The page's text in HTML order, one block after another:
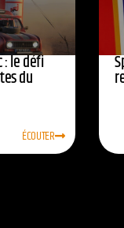
: le défi
du
ÉCOUTER